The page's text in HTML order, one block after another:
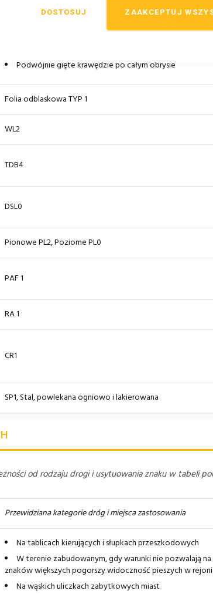
ZAAKCEPTUJ
DOSTOSUJ
OznakowanieCE
Podwójnie gięte krawędzie po całym obrysie
Folia odblaskowa TYP 1
WL2
TDB4
DSL0
Pionowe PL2, Poziome PL0
PAF 1
RA 1
CR1
SP1, Stal, powlekana ogniowo i lakierowana
od rodzaju drogi i usytuowania znaku w tabeli
Przewidziana kategorie dróg i miejsca zastosowania
Na tablicach kierujących i słupkach przeszkodowych
W terenie zabudowanym, gdy warunki nie pozwalają
znaków większych pogorszy widoczność pieszych w
Na wąskich uliczkach zabytkowych miast